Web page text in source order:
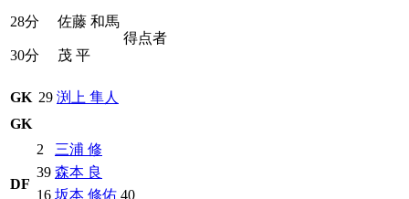
28分 佐藤 和馬
30分 茂 平
得点者
GK 29 渕上 隼人
GK
DF
2
三浦 修
39 森本 良
16 坂本 修佑 40